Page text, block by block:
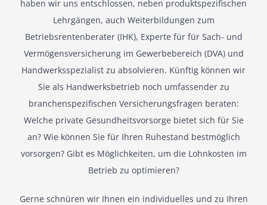
haben wir uns entschlossen, neben produktspezifischen
Lehrgängen, auch Weiterbildungen zum
Betriebsrentenberater (IHK), Experte für für Sach- und
Vermögensversicherung im Gewerbebereich (DVA) und
Handwerksspezialist zu absolvieren. Künftig können wir
Sie als Handwerksbetrieb noch umfassender zu
branchenspezifischen Versicherungsfragen beraten:
Welche private Gesundheitsvorsorge bietet sich für Sie
an? Wie können Sie für Ihren Ruhestand bestmöglich
vorsorgen? Gibt es Möglichkeiten, um die Lohnkosten im
Betrieb zu optimieren?
Gerne schnüren wir Ihnen ein individuelles und zu Ihren